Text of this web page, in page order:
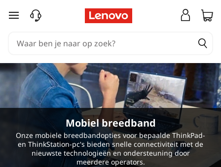
V
e
a
Ga naar de hoofdinhoud
Mobiel breedband
Onze mobiele breedbandopties voor bepaalde ThinkPad-
en ThinkStation-pc's bieden snelle connectiviteit met de
nieuwste technologieën en ondersteuning door
meerdere operators.